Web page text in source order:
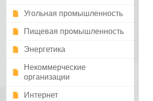
Угольная промышленность
Пищевая промышленность
Энергетика
Некоммерческие
организации
Интернет